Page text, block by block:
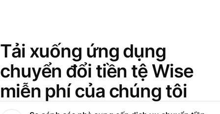
Tải xuống ứng dụng
chuyển đổi tiền tệ Wise
miễn phí của chúng tôi